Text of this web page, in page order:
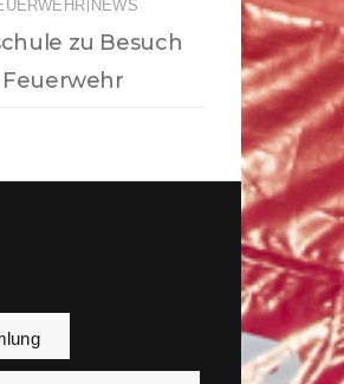
| NEWS
zu Besuch